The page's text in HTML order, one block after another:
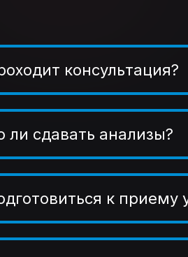
консультация?
ли сдавать анализы?
к приему